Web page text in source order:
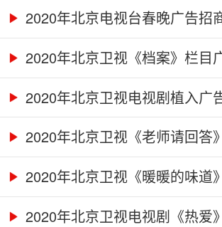
2020年北京电视台春晚广告招
2020年北京卫视《档案》栏目
2020年北京卫视电视剧植入广
2020年北京卫视《老师请回答
2020年北京卫视《暖暖的味道
2020年北京卫视电视剧《热爱